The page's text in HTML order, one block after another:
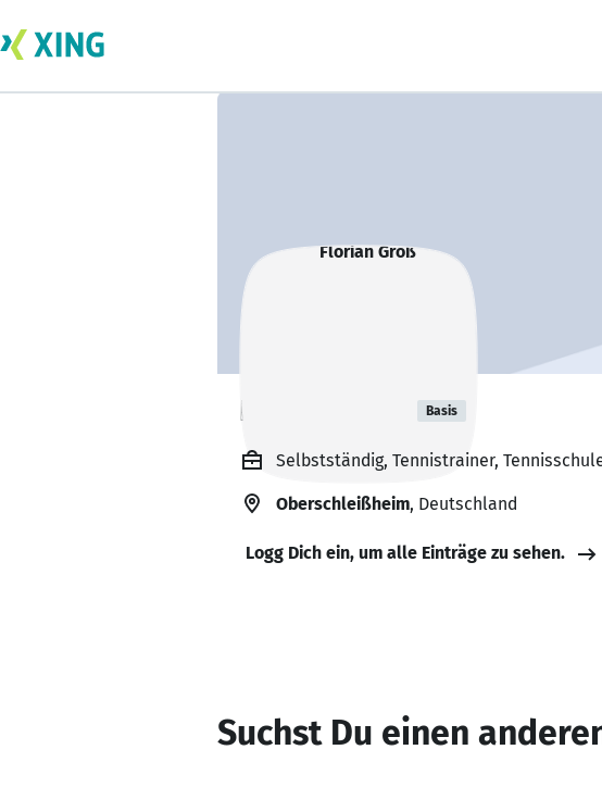
Florian Groß Basis
Selbstständig, Tennistrainer,
Oberschleißheim, Deutschland
Logg Dich ein, um alle Einträge zu sehen.
Suchst Du einen